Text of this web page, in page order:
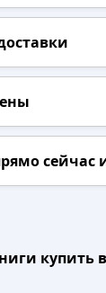
сейчас
купить